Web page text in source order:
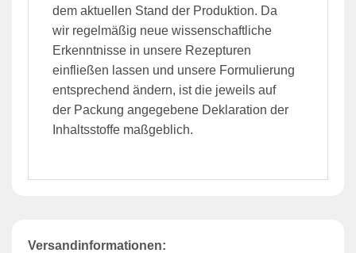
dem aktuellen Stand der Produktion. Da
wir regelmäßig neue wissenschaftliche
Erkenntnisse in unsere Rezepturen
einfließen lassen und unsere Formulierung
entsprechend ändern, ist die jeweils auf
der Packung angegebene Deklaration der
Inhaltsstoffe maßgeblich.
Versandinformationen: